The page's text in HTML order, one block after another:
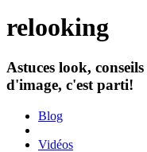
relooking
Astuces look,
d'image, c'est parti!
Blog
Vidéos